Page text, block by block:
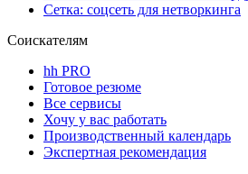
Сетка: соцсеть для нетворкинга
Соискателям
hh PRO
Готовое резюме
Все сервисы
Хочу у вас работать
Производственный календарь
Экспертная рекомендация